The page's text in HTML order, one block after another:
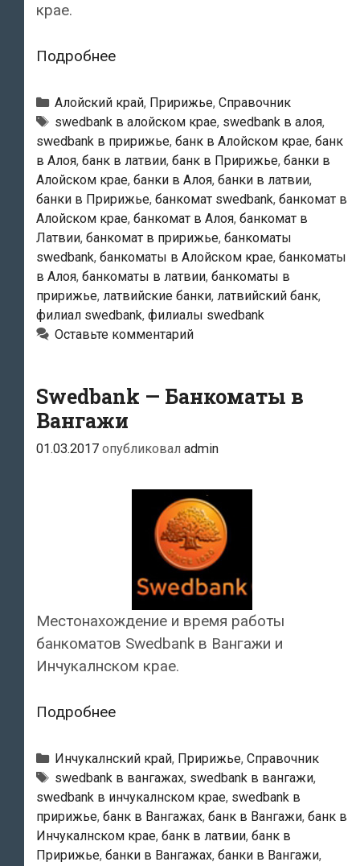
крае.
ПодробнееSwedbank
Банкоматы
в
Алоя
Рубрики
Алойский край, Пририжье, Справочник
Тэги
swedbank в алойском крае, swedbank в алоя,
swedbank в пририжье, банк в Алойском крае, банк
в Алоя, банк в латвии, банк в Пририжье, банки в
Алойском крае, банки в Алоя, банки в латвии,
банки в Пририжье, банкомат swedbank, банкомат в
Алойском крае, банкомат в Алоя, банкомат в
Латвии, банкомат в пририжье, банкоматы
swedbank, банкоматы в Алойском крае, банкоматы
в Алоя, банкоматы в латвии, банкоматы в
пририжье, латвийские банки, латвийский банк,
филиал swedbank, филиалы swedbank
Оставьте комментарий
Swedbank — Банкоматы в
Вангажи
01.03.2017 опубликовал admin
Местонахождение и время работы
банкоматов Swedbank в Вангажи и
Инчукалнском крае.
ПодробнееSwedbank
Банкоматы
в
Вангажи
Рубрики
Инчукалнский край, Пририжье, Справочник
Тэги
swedbank в вангажах, swedbank в вангажи,
swedbank в инчукалнском крае, swedbank в
пририжье, банк в Вангажах, банк в Вангажи, банк в
Инчукалнском крае, банк в латвии, банк в
Пририжье, банки в Вангажах, банки в Вангажи,